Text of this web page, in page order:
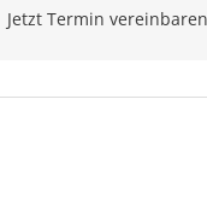
Jetzt Termin vereinbaren